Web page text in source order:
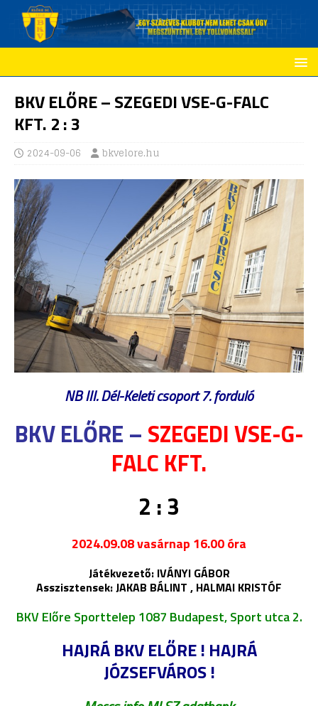
BKV ELŐRE – SZEGEDI VSE-G-FALC
KFT. 2 : 3
2024-09-06 bkvelore.hu
NB III. Dél-Keleti csoport 7. forduló
BKV ELŐRE – SZEGEDI VSE-G-
FALC KFT.
2 : 3
2024.09.08 vasárnap 16.00 óra
Játékvezető: IVÁNYI GÁBOR
Asszisztensek: JAKAB BÁLINT , HALMAI KRISTÓF
BKV Előre Sporttelep 1087 Budapest, Sport utca 2.
HAJRÁ BKV ELŐRE ! HAJRÁ
JÓZSEFVÁROS !